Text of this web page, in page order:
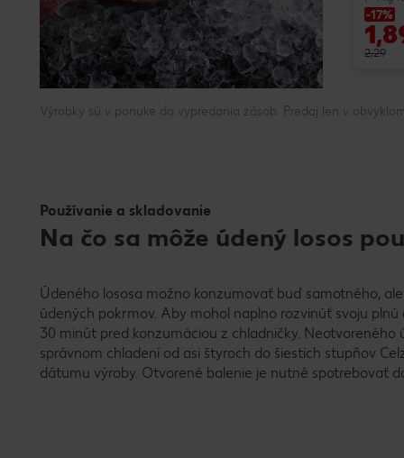
-17%
2,29
Výrobky sú v ponuke do vypredania zásob. Predaj len v
Používanie a skladovanie
Na čo sa môže údený losos
Údeného lososa možno konzumovať buď samotného,
údených pokrmov. Aby mohol naplno rozvinúť svoju
30 minút pred konzumáciou z chladničky. Neotvoreného
správnom chladení od asi štyroch do šiestich stupňov
dátumu výroby. Otvorené balenie je nutné spotrebovať